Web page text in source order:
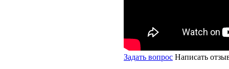
Задать вопрос Написать